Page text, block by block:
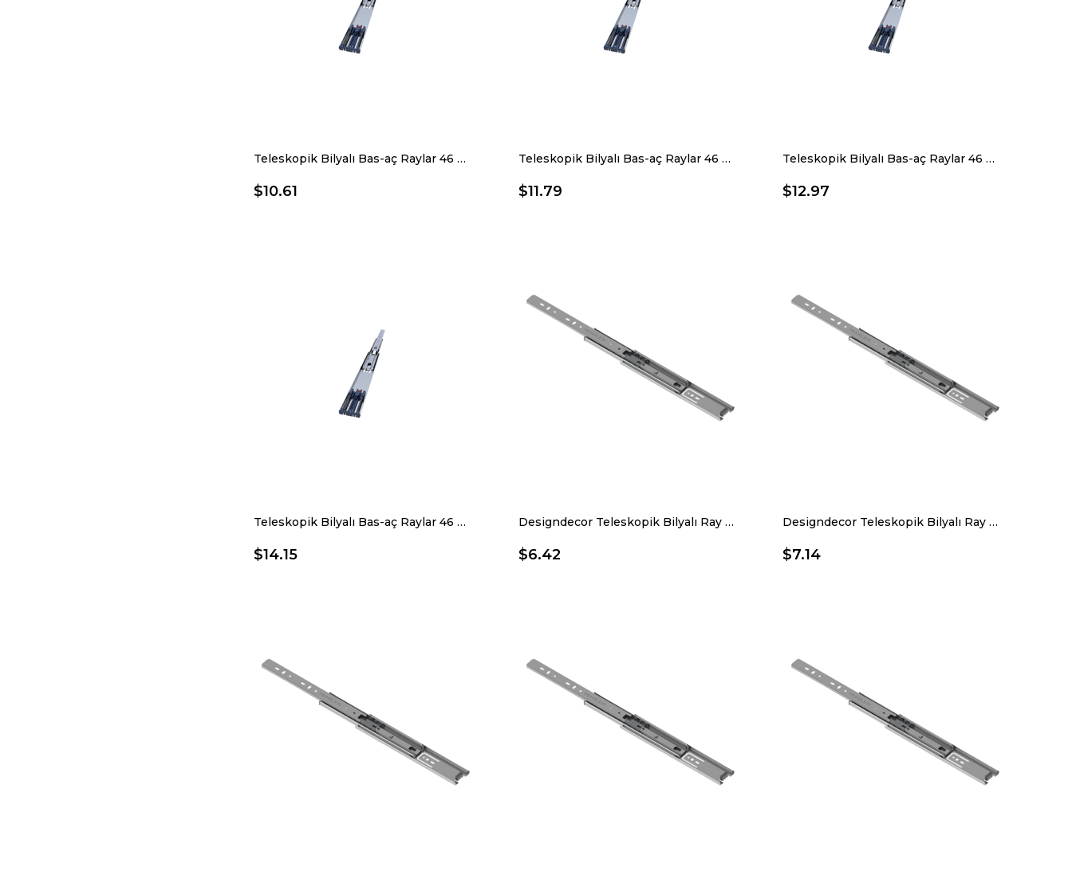
Teleskopik Bilyalı Bas-aç Raylar 46 X 350 Mm
$10.61
Teleskopik Bilyalı Bas-aç Raylar 46 X 400 Mm
$11.79
Teleskopik Bilyalı Bas-aç Raylar 46 X 450 Mm
$12.97
Teleskopik Bilyalı Bas-aç Raylar 46 X 500 Mm
$14.15
Designdecor Teleskopik Bilyalı Ray 43 X 300 Mm
$6.42
Designdecor Teleskopik Bilyalı Ray 43 X 350 Mm
$7.14